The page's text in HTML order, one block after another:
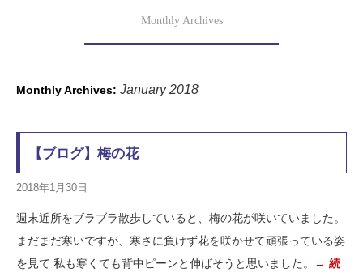
Monthly Archives
Monthly Archives: January 2018
【ブログ】梅の花
2018年1月30日
週末近所をブラブラ散歩していると、梅の花が咲いていました。
まだまだ寒いですが、寒さに負けず花を咲かせて頑張っている姿
を見て 私も寒くても背中ピーンと伸ばそうと思いました。
→ 続